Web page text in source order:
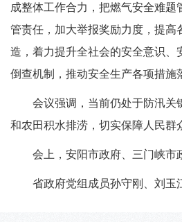
成整体工作合力，把燃气安全难
管责任，加大举报奖励力度，提
造，着力提升全社会的安全意识、
倒查机制，推动安全生产各项措施
会议强调，当前仍处于防汛关
和农田积水排涝，切实保障人民群
会上，安阳市政府、三门峡市
省政府党组成员孙守刚、刘玉